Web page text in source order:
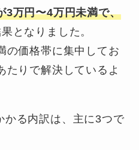
3万円〜4万円未満で、
となりました。
の価格帯に集中してお
たりで解決しているよ
かる内訳は、主に3つで